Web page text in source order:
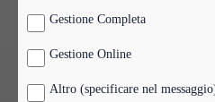
Gestione Completa
Gestione Online
Altro (specificare nel